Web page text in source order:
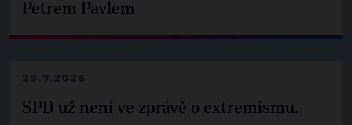
Petrem Pavlem
29.7.2026
SPD už není ve zprávě o extremismu.